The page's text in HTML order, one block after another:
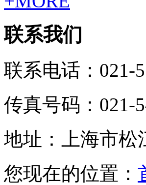
联系我们
联系电话：021-
传真号码：021-
地址：上海市松
您现在的位置：